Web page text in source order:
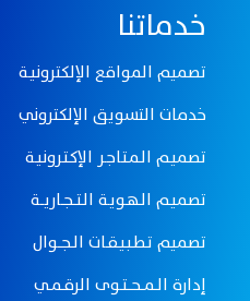
خدماتنا
تصميم المواقع الإلكترونيـة
خدمات التسويق الإلكتروني
تصميـم الـمـتـاجـر الإكـتـرونيـة
تصميـم الـهـويـة الـتـــجــاريـــة
تصميم تـطـبـيـقــات الــجـــوال
إدارة الــمـــحـــتــوى الرقــمــي